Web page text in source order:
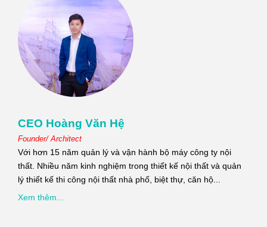
CEO Hoàng Văn Hệ
Founder/ Architect
Với hơn 15 năm quản lý và vận hành bộ máy công ty nội
thất. Nhiều năm kinh nghiệm trong thiết kế nội thất và quản
lý thiết kế thi công nội thất nhà phố, biệt thự, căn hộ...
Xem thêm...